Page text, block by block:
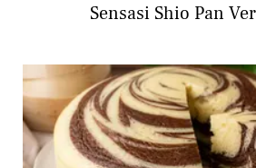
Sensasi Shio Pan